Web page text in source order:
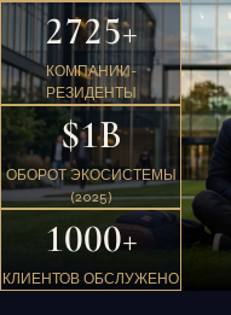
2725+
КОМПАНИИ-
РЕЗИДЕНТЫ
$1B
ОБОРОТ ЭКОСИСТЕМЫ
(2025)
1000+
КЛИЕНТОВ ОБСЛУЖЕНО